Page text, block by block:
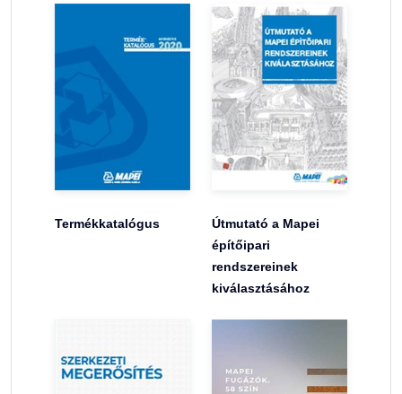
Termékkatalógus
Útmutató a Mapei
építőipari
rendszereinek
kiválasztásához